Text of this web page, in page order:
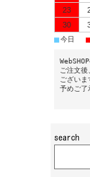
23
30
■今日
ご注文
ございま
予めご了